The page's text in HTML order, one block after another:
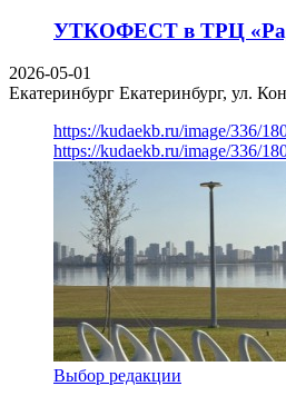
УТКОФЕСТ в ТРЦ
2026-05-01
Екатеринбург Екатеринбург, ул.
https://kudaekb.ru/image/336/
https://kudaekb.ru/image/336/
Выбор редакции